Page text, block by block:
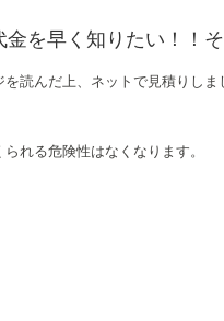
金を早く知りたい！！
読んだ上、ネットで見積りしま
れる危険性はなくなります。